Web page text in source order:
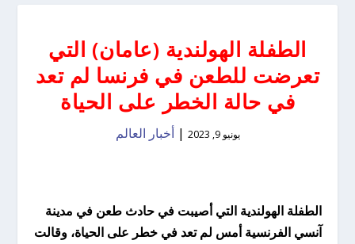
الطفلة الهولندية (عامان) التي
تعرضت للطعن في فرنسا لم تعد
في حالة الخطر على الحياة
يونيو 9, 2023 |أخبار العالم
الطفلة الهولندية التي أصيبت في حادث طعن في مدينة
آنسي الفرنسية أمس لم تعد في خطر على الحياة، وقالت